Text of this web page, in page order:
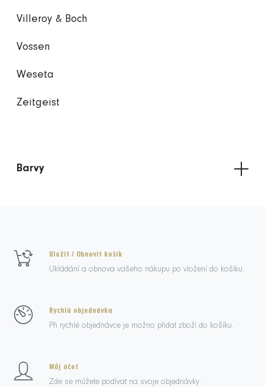
Villeroy & Boch
Vossen
Weseta
Zeitgeist
Barvy
Uložit / Obnovit košík
Ukládání a obnova vašeho nákupu po vložení do košíku.
Rychlá objednávka
Při rychlé objednávce je možno přidat zboží do košíku.
Můj účet
Zde se můžete podívat na svoje objednávky.